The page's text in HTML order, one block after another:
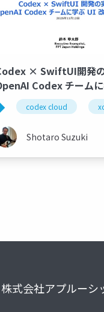
github copilot
× SwiftUI開発の
Codex チーム
良ワークフロー
codex cloud
Shotaro Suzuki
式会社アプルーシ